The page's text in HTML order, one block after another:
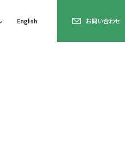
English お問い合わせ